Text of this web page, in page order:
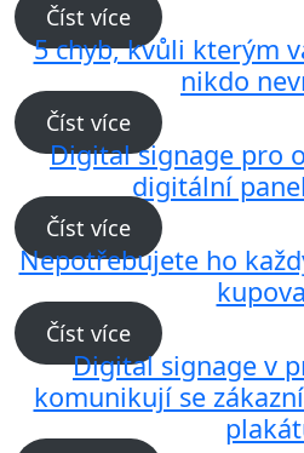
Číst více
5 chyb, kvůli kterým
nikdo
Číst více
Digital signage pro
digitální
Číst více
Nepotřebujete ho
Číst více
Digital signage v
komunikují se